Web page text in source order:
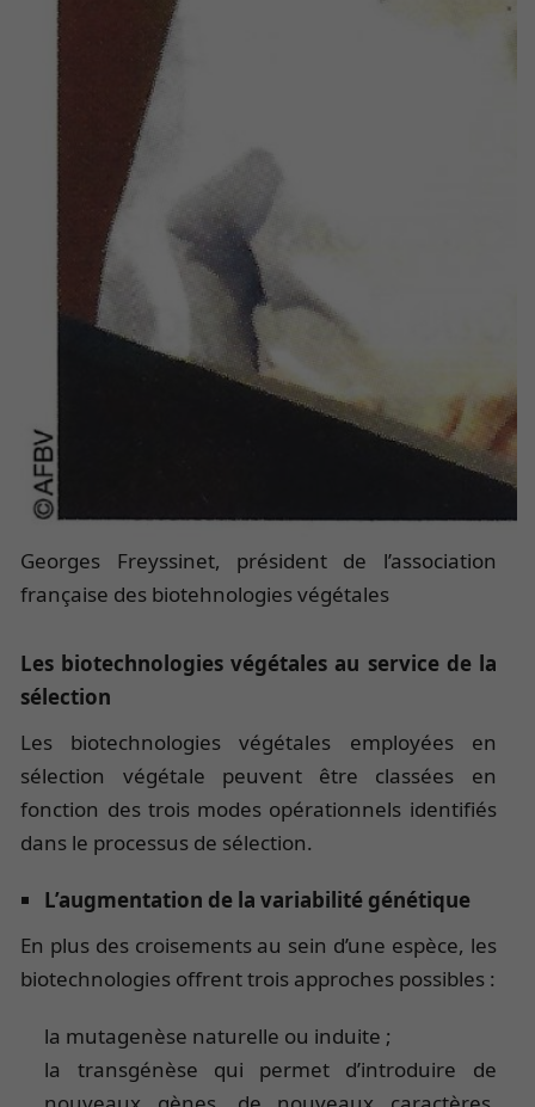
Georges Freyssinet, président de l’association
française des biotehnologies végétales
Les biotechnologies végétales au service de la
sélection
Les biotechnologies végétales employées en
sélection végétale peuvent être classées en
fonction des trois modes opérationnels identifiés
dans le processus de sélection.
L’augmentation de la variabilité génétique
En plus des croisements au sein d’une espèce, les
biotechnologies offrent trois approches possibles :
la mutagenèse naturelle ou induite ;
la transgénèse qui permet d’introduire de